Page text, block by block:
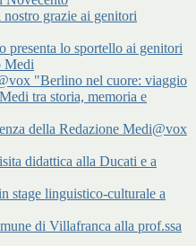
grazie ai genitori
presenta lo sportello ai genitori
Medi
"Berlino nel cuore: viaggio
tra storia, memoria e
della Redazione Medi@vox
didattica alla Ducati e a
stage linguistico-culturale a
di Villafranca alla prof.ssa